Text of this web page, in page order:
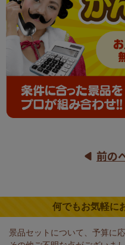
前の
何でもお気軽に
景品セットについて、予算に